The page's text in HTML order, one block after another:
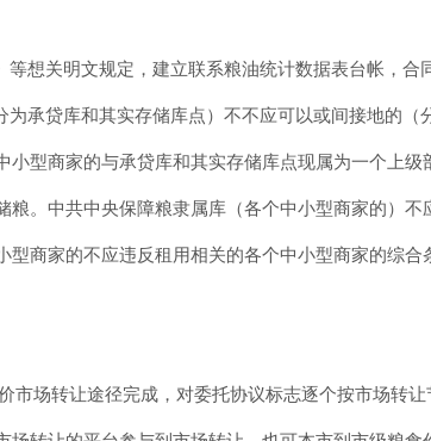
想关明文规定，建立联系粮油统计数据表台帐，合
承贷库和其实存储库点）不不应可以或间接地的
型商家的与承贷库和其实存储库点现属为一个上
。中共中央保障粮隶属库（各个中小型商家的）
商家的不应违反租用相关的各个中小型商家的综
市场转让途径完成，对委托协议标志逐个按市场转